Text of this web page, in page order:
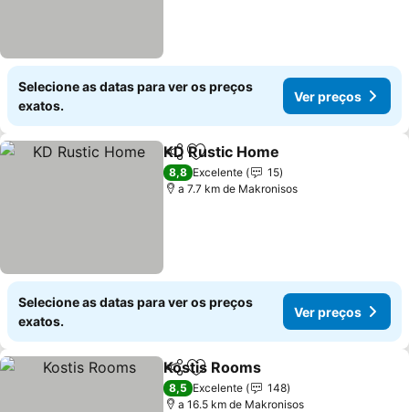
Selecione as datas para ver os preços
exatos.
Ver preços
PartilharAdicionar aos favoritos
KD Rustic Home
8,8 Excelente
15
a 7.7 km de Makronisos
Selecione as datas para ver os preços
exatos.
Ver preços
PartilharAdicionar aos favoritos
Kostis Rooms
8,5 Excelente
148
a 16.5 km de Makronisos